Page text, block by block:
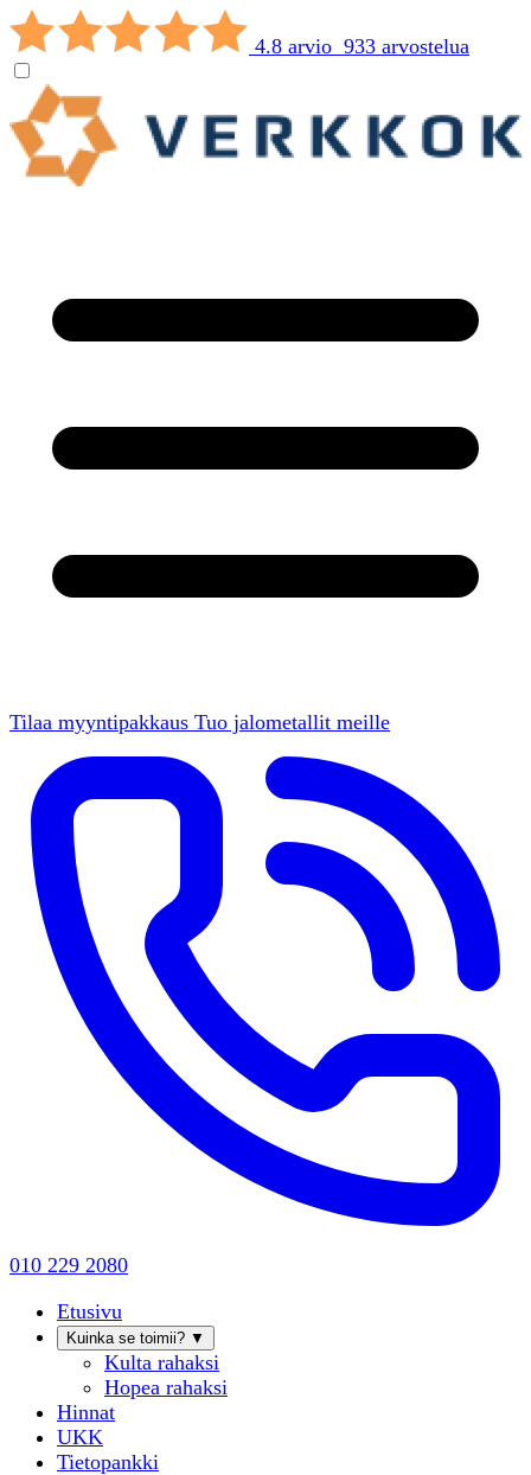
4.8 arvio 933 arvostelua
Tilaa myyntipakkaus Tuo jalometallit meille
010 229 2080
Etusivu
Kuinka se toimii? ▼
Kulta rahaksi
Hopea rahaksi
Hinnat
UKK
Tietopankki